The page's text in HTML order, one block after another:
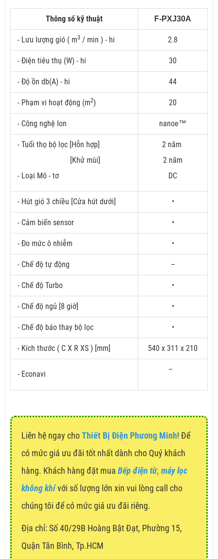
Thông số kỹ thuật F-PXJ30A
- Lưu lượng gió ( m3 / min ) - hi 2.8
- Điện tiêu thụ (W) - hi 30
- Độ ồn db(A) - hi 44
- Phạm vi hoạt động (m2) 20
- Công nghệ Ion nanoe™
- Tuổi thọ bộ lọc [Hỗn hợp]
[Khử mùi]
- Loại Mô - tơ
2 năm
2 năm
DC
- Hút gió 3 chiều [Cửa hút dưới] •
- Cảm biến sensor •
- Đo mức ô nhiễm •
- Chế độ tự động –
- Chế độ Turbo •
- Chế độ ngủ [8 giờ] •
- Chế độ báo thay bộ lọc •
- Kích thước ( C X R XS ) [mm] 540 x 311 x 210
- Econavi
–
Liên hệ ngay choThiết Bị Điện Phương Minh! Để
có mức giá ưu đãi tốt nhất dành cho Quý khách
hàng. Khách hàng đặt mua Bếp điện từ, máy lọc
không khívới số lượng lớn xin vui lòng call cho
chúng tôi để có mức giá ưu đãi riêng.
Địa chỉ: Số 40/29B Hoàng Bật Đạt, Phường 15,
Quận Tân Bình, Tp.HCM